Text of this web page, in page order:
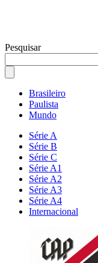
Pesquisar
Brasileiro
Paulista
Mundo
Série A
Série B
Série C
Série A1
Série A2
Série A3
Série A4
Internacional